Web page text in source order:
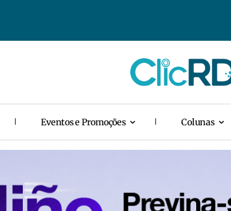
Eventos e Promoções Colunas